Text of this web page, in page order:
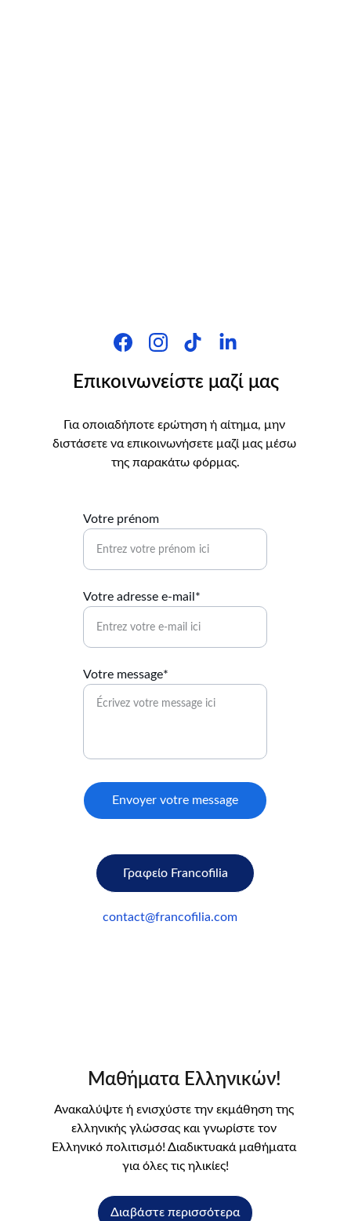
contact@francofilia.com
Γραφείο Francofilia
Επικοινωνείστε μαζί μας
Για οποιαδήποτε ερώτηση ή αίτημα, μην
διστάσετε να επικοινωνήσετε μαζί μας μέσω
της παρακάτω φόρμας.
Votre prénom
Votre adresse e-mail*
Votre message*
Envoyer votre message
Διαβάστε περισσότερα
Μαθήματα Ελληνικών!
Ανακαλύψτε ή ενισχύστε την εκμάθηση της
ελληνικής γλώσσας και γνωρίστε τον
Ελληνικό πολιτισμό! Διαδικτυακά μαθήματα
για όλες τις ηλικίες!